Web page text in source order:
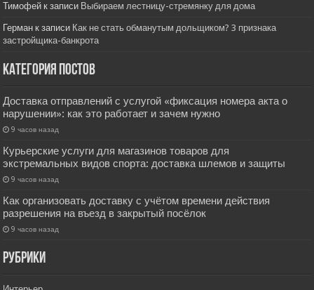
Тимофей к записи Выбираем лестницу-стремянку для дома
Герман к записи Как не стать обманутым дольщиком? 3 признака
застройщика-банкрота
Категория постов
Доставка отправлений с услугой «фиксация номера акта о
нарушении»: как это работает и зачем нужно
9 часов назад
Курьерские услуги для магазинов товаров для
экстремальных видов спорта: доставка шлемов и защиты
9 часов назад
Как организовать доставку с учётом времени действия
разрешения на въезд в закрытый посёлок
9 часов назад
РУбрики